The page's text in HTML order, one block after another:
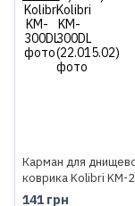
Карман для
коврика Kolibri KM-
141 грн